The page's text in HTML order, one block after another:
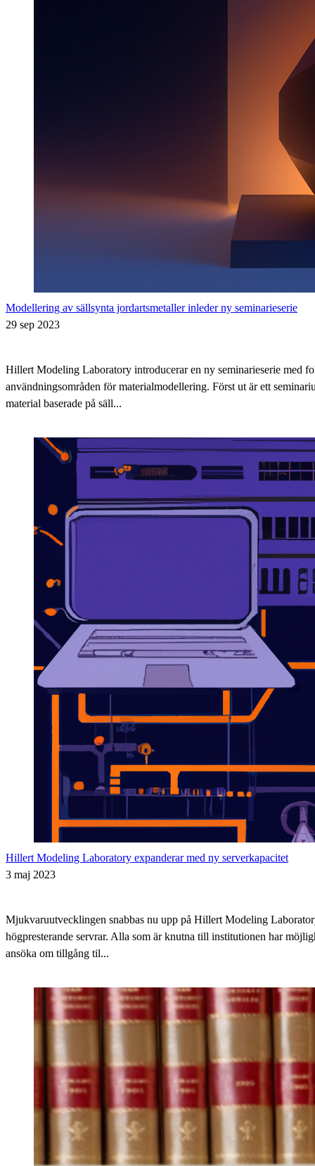
Modellering av sällsynta jordartsmetaller inleder ny seminarieserie
29 sep 2023
Hillert Modeling Laboratory introducerar en ny seminarieserie med
användningsområden för materialmodellering. Först ut är ett
material baserade på säll...
Hillert Modeling Laboratory expanderar med ny serverkapacitet
3 maj 2023
Mjukvaruutvecklingen snabbas nu upp på Hillert Modeling
högpresterande servrar. Alla som är knutna till institutionen har
ansöka om tillgång til...